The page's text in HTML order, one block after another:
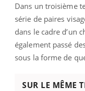
Dans un troisième
série de paires
dans le cadre d’un
également passé
sous la forme de
SUR LE MÊME